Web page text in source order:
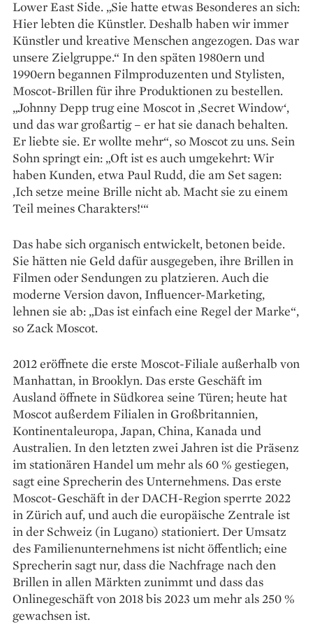
Lower East Side. „Sie hatte etwas Besonderes an sich:
Hier lebten die Künstler. Deshalb haben wir immer
Künstler und kreative Menschen angezogen. Das war
unsere Zielgruppe.“ In den späten 1980ern und
1990ern begannen Filmproduzenten und Stylisten,
Moscot-Brillen für ihre Produktionen zu bestellen.
„Johnny Depp trug eine Mos­cot in ‚Secret Window‘,
und das war großartig – er hat sie danach behalten.
Er liebte sie. Er wollte mehr“, so Moscot zu uns. Sein
Sohn springt ein: „Oft ist es auch umgekehrt: Wir
haben Kunden, etwa Paul Rudd, die am Set sagen:
‚Ich setze meine Brille nicht ab. Macht sie zu einem
Teil meines Charakters!‘“
Das habe sich organisch entwickelt, betonen beide.
Sie hätten nie Geld dafür ausgegeben, ihre Brillen in
Filmen oder Sendungen zu platzieren. Auch die
moderne Version davon, Influencer-Marketing,
lehnen sie ab: „Das ist einfach eine Regel der Marke“,
so Zack Moscot.
2012 eröffnete die erste Moscot-Filiale außerhalb von
Manhattan, in Brooklyn. Das erste Geschäft im
Ausland öffnete in Südkorea seine Türen; heute hat
Moscot außerdem Filialen in Großbritannien,
Kontinentaleuropa, Japan, China, Kanada und
Australien. In den letzten zwei Jahren ist die Präsenz
im stationären Handel um mehr als 60 % gestiegen,
sagt eine Sprecherin des Unternehmens. Das erste
Moscot-Geschäft in der DACH-Region sperrte 2022
in Zürich auf, und auch die europäische Zentrale ist
in der Schweiz (in Lugano) stationiert. Der Umsatz
des Familienunternehmens ist nicht öffentlich; eine
Sprecherin sagt nur, dass die Nachfrage nach den
Brillen in allen Märkten zunimmt und dass das
Onlinegeschäft von 2018 bis 2023 um mehr als 250 %
gewachsen ist.